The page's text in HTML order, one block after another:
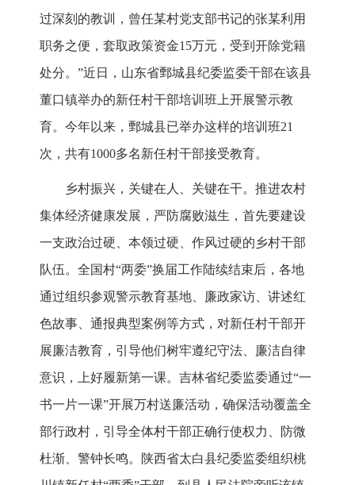
过深刻的教训，曾任某村党支部书记的张某利用
职务之便，套取政策资金15万元，受到开除党籍
处分。”近日，山东省鄄城县纪委监委干部在该县
董口镇举办的新任村干部培训班上开展警示教
育。今年以来，鄄城县已举办这样的培训班21
次，共有1000多名新任村干部接受教育。
乡村振兴，关键在人、关键在干。推进农村
集体经济健康发展，严防腐败滋生，首先要建设
一支政治过硬、本领过硬、作风过硬的乡村干部
队伍。全国村“两委”换届工作陆续结束后，各地
通过组织参观警示教育基地、廉政家访、讲述红
色故事、通报典型案例等方式，对新任村干部开
展廉洁教育，引导他们树牢遵纪守法、廉洁自律
意识，上好履新第一课。吉林省纪委监委通过“一
书一片一课”开展万村送廉活动，确保活动覆盖全
部行政村，引导全体村干部正确行使权力、防微
杜渐、警钟长鸣。陕西省太白县纪委监委组织桃